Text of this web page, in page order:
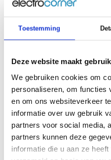
Toestemming
Deze website maakt
We gebruiken cookies om
personaliseren, om functies
en om ons websiteverkeer
informatie over uw gebruik
partners voor social media,
partners kunnen deze
informatie die u aan ze
* Systeemvereisten zijn sterk
Specificaties
Schermdiagonaal:
Scherm resolutie:
Touchscreen:
Scherm omklapbaar: